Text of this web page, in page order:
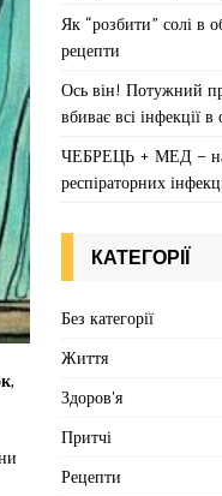
Як “розбити” солі в
рецепти
Ось він! Потужний
вбиває всі інфекції в
ЧЕБРЕЦЬ + МЕД –
респіраторних
КАТЕГОРІЇ
Без категорії
Життя
Здоров'я
Притчі
Рецепти